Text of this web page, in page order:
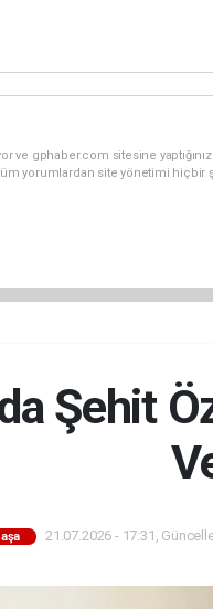
ve gphaber.com sitesine
yorumlardan site yönetimi hiçbir
Şehit
21.07.2026 - 17:31,